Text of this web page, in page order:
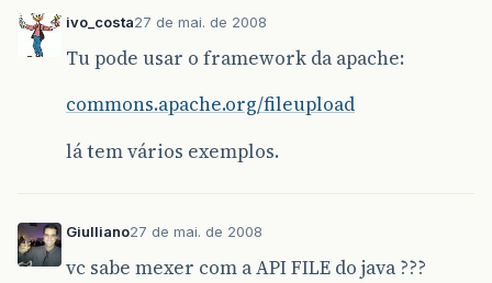
ivo_costa27 de mai. de 2008
Tu pode usar o framework da apache:
commons.apache.org/fileupload
lá tem vários exemplos.
Giulliano27 de mai. de 2008
vc sabe mexer com a API FILE do java ???